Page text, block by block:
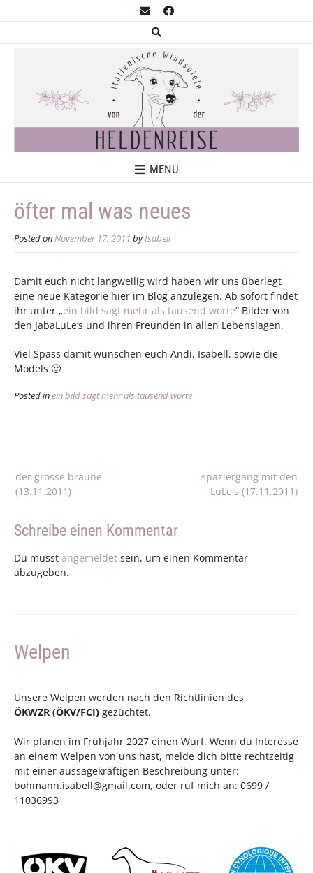
MENU
öfter mal was neues
Posted onNovember 17, 2011 byIsabell
Damit euch nicht langweilig wird haben wir uns überlegt
eine neue Kategorie hier im Blog anzulegen. Ab sofort findet
ihr unter „ein bild sagt mehr als tausend worte“ Bilder von
den JabaLuLe’s und ihren Freunden in allen Lebenslagen.
Viel Spass damit wünschen euch Andi, Isabell, sowie die
Models 🙂
Posted inein bild sagt mehr als tausend worte
spaziergang mit den
LuLe's (17.11.2011)
der grosse braune
(13.11.2011)
Schreibe einen Kommentar
Du musst angemeldet sein, um einen Kommentar
abzugeben.
Welpen
Unsere Welpen werden nach den Richtlinien des
ÖKWZR (ÖKV/FCI) gezüchtet.
Wir planen im Frühjahr 2027 einen Wurf. Wenn du Interesse
an einem Welpen von uns hast, melde dich bitte rechtzeitig
mit einer aussagekräftigen Beschreibung unter:
bohmann.isabell@gmail.com, oder ruf mich an: 0699 /
11036993